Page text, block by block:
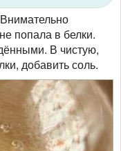
попала в белки.
В чистую,
добавить соль.